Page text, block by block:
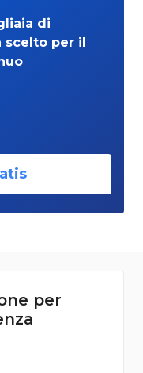
di
per il
per